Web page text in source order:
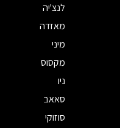
לנצ'יה
מאזדה
מיני
מקסוס
ניו
סאאב
סוזוקי